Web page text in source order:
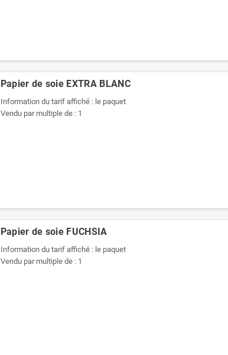
Pochettes -
Enveloppes
plastiques opaques
Papier de soie EXTRA BLANC
Information du tarif affiché : le paquet
Vendu par multiple de : 1
Papier de soie FUCHSIA
Information du tarif affiché : le paquet
Vendu par multiple de : 1